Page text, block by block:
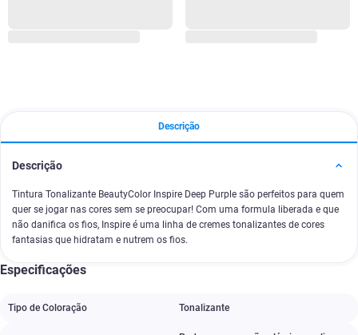
Descrição
Descrição
Tintura Tonalizante BeautyColor Inspire Deep Purple são perfeitos para quem
quer se jogar nas cores sem se preocupar! Com uma formula liberada e que
não danifica os fios, Inspire é uma linha de cremes tonalizantes de cores
fantasias que hidratam e nutrem os fios.
Especificações
Tipo de Coloração Tonalizante